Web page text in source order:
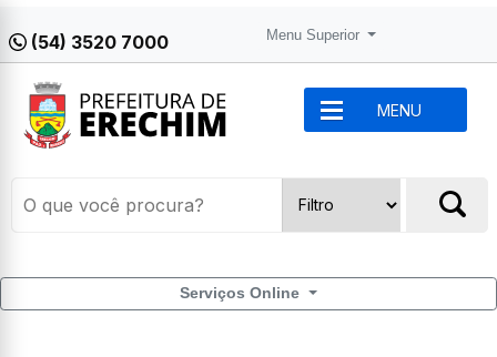
(54) 3520 7000 Menu Superior
MENU
Serviços Online